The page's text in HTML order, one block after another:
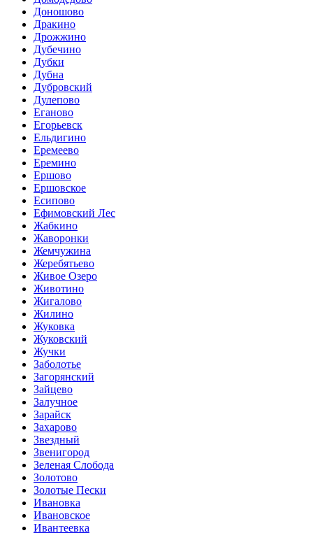
Доношово
Дракино
Дрожжино
Дубечино
Дубки
Дубна
Дубровский
Дулепово
Еганово
Егорьевск
Ельдигино
Еремеево
Еремино
Ершово
Ершовское
Есипово
Ефимовский Лес
Жабкино
Жаворонки
Жемчужина
Жеребятьево
Живое Озеро
Животино
Жигалово
Жилино
Жуковка
Жуковский
Жучки
Заболотье
Загорянский
Зайцево
Залучное
Зарайск
Захарово
Звездный
Звенигород
Зеленая Слобода
Золотово
Золотые Пески
Ивановка
Ивановское
Ивантеевка